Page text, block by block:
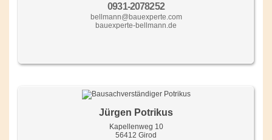
0931-2078252
bellmann@bauexperte.com
bauexperte-bellmann.de
Jürgen Potrikus
Kapellenweg 10
56412 Girod